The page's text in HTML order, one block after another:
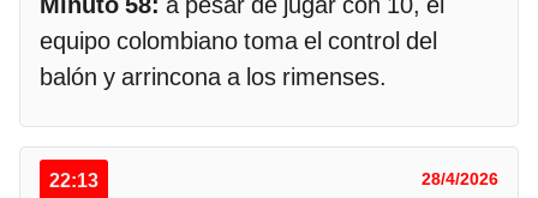
equipo colombiano toma el control del
balón y arrincona a los rimenses.
22:13 28/4/2026